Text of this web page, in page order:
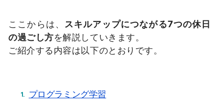
ここからは、 スキルアップにつながる7つの休日
の過ごし方を解説していきます。
ご紹介する内容は以下のとおりです。
プログラミング学習